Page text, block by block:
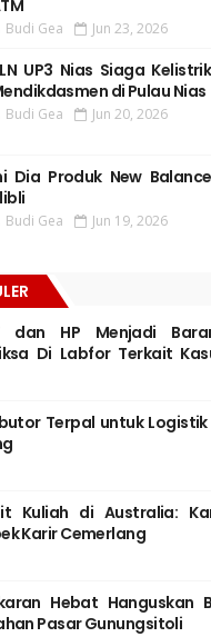
Budi Gea Jun 23, 2026
UP3 Nias Siaga
di Pulau Nias
Budi Gea Jun 20, 2026
Dia Produk New
Budi Gea Jun 19, 2026
dan HP Menjadi
Di Labfor Terkait
Terpal untuk
Kuliah di Australia:
Karir Cemerlang
Hebat Hanguskan
Pasar Gunungsitoli